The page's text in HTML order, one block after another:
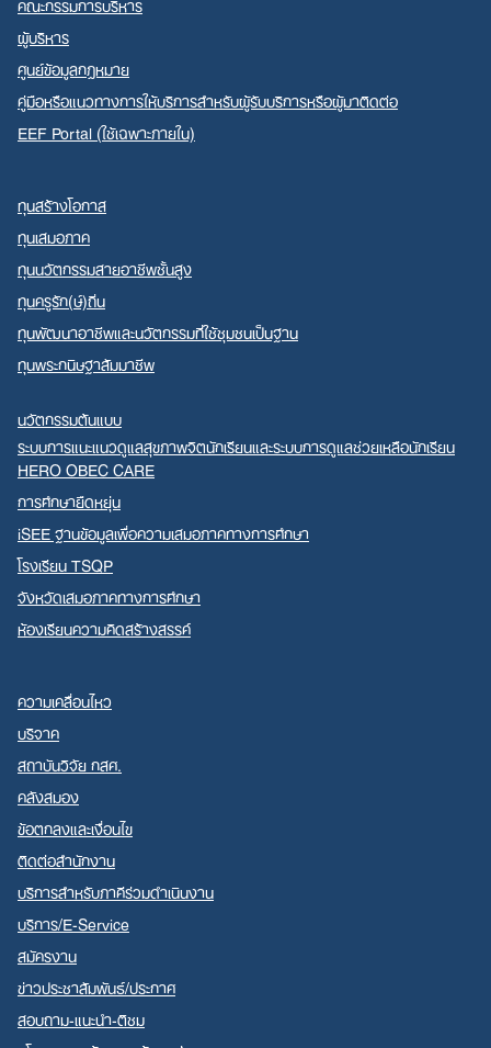
ผู้บริหาร
ศูนย์ข้อมูลกฎหมาย
คู่มือหรือแนวทางการให้บริการสำหรับผู้รับบริการหรือผู้มาติดต่อ
EEF Portal (ใช้เฉพาะภายใน)
ทุนสร้างโอกาส
ทุนเสมอภาค
ทุนนวัตกรรมสายอาชีพชั้นสูง
ทุนครูรัก(ษ์)ถิ่น
ทุนพัฒนาอาชีพและนวัตกรรมที่ใช้ชุมชนเป็นฐาน
ทุนพระกนิษฐาสัมมาชีพ
นวัตกรรมต้นแบบ
ระบบการแนะแนวดูแลสุขภาพจิตนักเรียนและระบบการดูแลช่วยเหลือนักเรียน
HERO OBEC CARE
การศึกษายืดหยุ่น
iSEE ฐานข้อมูลเพื่อความเสมอภาคทางการศึกษา
โรงเรียน TSQP
จังหวัดเสมอภาคทางการศึกษา
ห้องเรียนความคิดสร้างสรรค์
ความเคลื่อนไหว
บริจาค
สถาบันวิจัย กสศ.
คลังสมอง
ข้อตกลงและเงื่อนไข
ติดต่อสำนักงาน
บริการสำหรับภาคีร่วมดำเนินงาน
บริการ/E-Service
สมัครงาน
ข่าวประชาสัมพันธ์/ประกาศ
สอบถาม-แนะนำ-ติชม